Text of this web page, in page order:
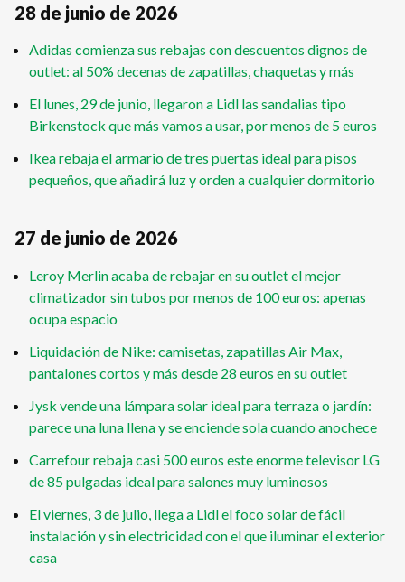
28 de junio de 2026
Adidas comienza sus rebajas con descuentos dignos de
outlet: al 50% decenas de zapatillas, chaquetas y más
El lunes, 29 de junio, llegaron a Lidl las sandalias tipo
Birkenstock que más vamos a usar, por menos de 5 euros
Ikea rebaja el armario de tres puertas ideal para pisos
pequeños, que añadirá luz y orden a cualquier dormitorio
27 de junio de 2026
Leroy Merlin acaba de rebajar en su outlet el mejor
climatizador sin tubos por menos de 100 euros: apenas
ocupa espacio
Liquidación de Nike: camisetas, zapatillas Air Max,
pantalones cortos y más desde 28 euros en su outlet
Jysk vende una lámpara solar ideal para terraza o jardín:
parece una luna llena y se enciende sola cuando anochece
Carrefour rebaja casi 500 euros este enorme televisor LG
de 85 pulgadas ideal para salones muy luminosos
El viernes, 3 de julio, llega a Lidl el foco solar de fácil
instalación y sin electricidad con el que iluminar el exterior
casa